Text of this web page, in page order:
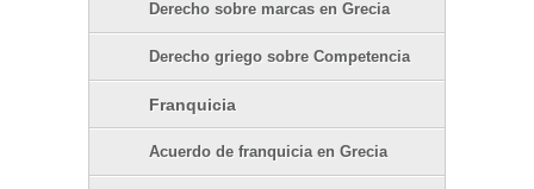
Derecho sobre marcas en Grecia
Derecho griego sobre Competencia
Franquicia
Acuerdo de franquicia en Grecia